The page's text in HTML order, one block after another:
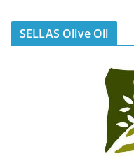
SELLAS Olive Oil